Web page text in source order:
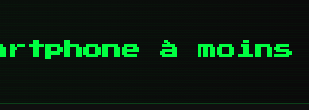
à moins